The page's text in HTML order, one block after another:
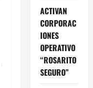
ACTIVAN
CORPORAC
IONES
OPERATIVO
“ROSARITO
SEGURO”